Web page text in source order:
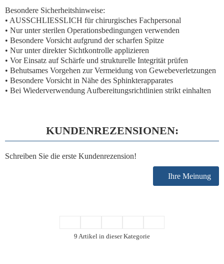
Besondere Sicherheitshinweise:
• AUSSCHLIESSLICH für chirurgisches Fachpersonal
• Nur unter sterilen Operationsbedingungen verwenden
• Besondere Vorsicht aufgrund der scharfen Spitze
• Nur unter direkter Sichtkontrolle applizieren
• Vor Einsatz auf Schärfe und strukturelle Integrität prüfen
• Behutsames Vorgehen zur Vermeidung von Gewebeverletzungen
• Besondere Vorsicht in Nähe des Sphinkterapparates
• Bei Wiederverwendung Aufbereitungsrichtlinien strikt einhalten
KUNDENREZENSIONEN:
Schreiben Sie die erste Kundenrezension!
Ihre Meinung
9 Artikel in dieser Kategorie